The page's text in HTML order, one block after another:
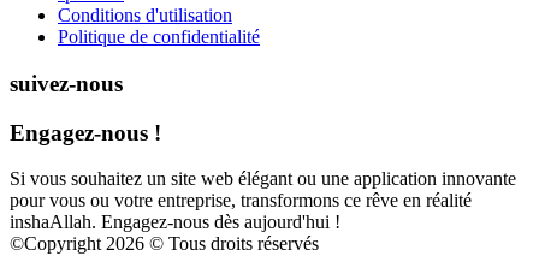
Conditions d'utilisation
Politique de confidentialité
suivez-nous
Engagez-nous !
Si vous souhaitez un site web élégant ou une application innovante
pour vous ou votre entreprise, transformons ce rêve en réalité
inshaAllah. Engagez-nous dès aujourd'hui !
©Copyright 2026 © Tous droits réservés